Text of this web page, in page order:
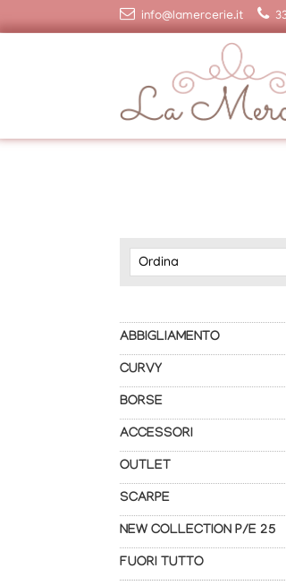
info@lamercerie.it
ABBIGLIAMENTO
CURVY
BORSE
ACCESSORI
OUTLET
SCARPE
NEW COLLECTION P/E 25
FUORI TUTTO